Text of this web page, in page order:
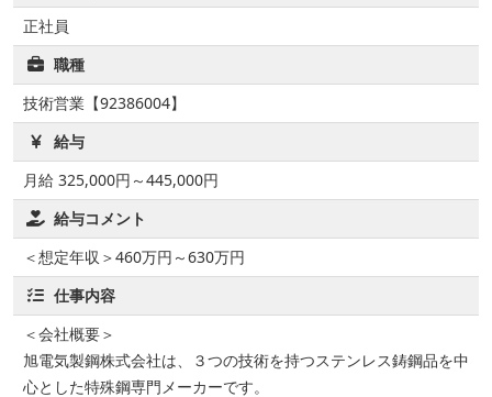
正社員
職種
技術営業【92386004】
給与
月給 325,000円～445,000円
給与コメント
＜想定年収＞460万円～630万円
仕事内容
＜会社概要＞
旭電気製鋼株式会社は、３つの技術を持つステンレス鋳鋼品を中
心とした特殊鋼専門メーカーです。